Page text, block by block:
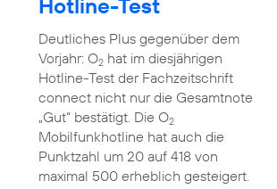
Hotline-Test
Deutliches Plus gegenüber dem
Vorjahr: O2hat im diesjährigen
Hotline-Test der Fachzeitschrift
connect nicht nur die Gesamtnote
„Gut“ bestätigt. Die O2
Mobilfunkhotline hat auch die
Punktzahl um 20 auf 418 von
maximal 500 erheblich gesteigert.